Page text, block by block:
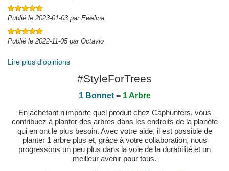
Publié le 2023-01-03 par Ewelina
Publié le 2022-11-05 par Octavio
Lire plus d'opinions
#StyleForTrees
1 Bonnet= 1 Arbre
En achetant n'importe quel produit chez Caphunters, vous
contribuez à planter des arbres dans les endroits de la planète
qui en ont le plus besoin. Avec votre aide, il est possible de
planter 1 arbre plus et, grâce à votre collaboration, nous
progressons un peu plus dans la voie de la durabilité et un
meilleur avenir pour tous.